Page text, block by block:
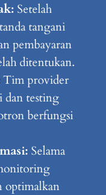
Setelah
tangani
pembayaran
ditentukan.
Tim provider
dan testing
berfungsi
Selama
optimalkan